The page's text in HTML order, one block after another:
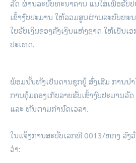
ລັດ ຜ່ານລະບົບທະນາຄານ ແນໃສ່ເພື່ອຮັບ
ເຂົ້າງົບປະມານ ໃຫ້ລວມສູນຜ່ານລະບົບທະ
ໃບຮັບເງິນຂອງຄັງເງິນແຫ່ງຊາດ ໃຫ້ເປັນເ
ປະເທດ.
ພ້ອມນັ້ນທັງເປັນດານຊຸກຍູ້ ສົ່ງເສີມ ການນໍ
ການຄຸ້ມຄອງເກັບລາຍຮັບເຂົ້າງົບປະມານລັ
ແລະ ທັນຕາມກໍານົດເວລາ.
ໃນແຈ້ງການສະບັບເລກທີ 0013/ຫກງ ລົງ
ວ່າ: